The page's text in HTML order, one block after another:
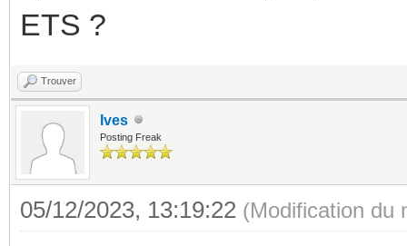
ETS ?
Trouver
Ives
Posting Freak
05/12/2023, 13:19:22 (Modification du